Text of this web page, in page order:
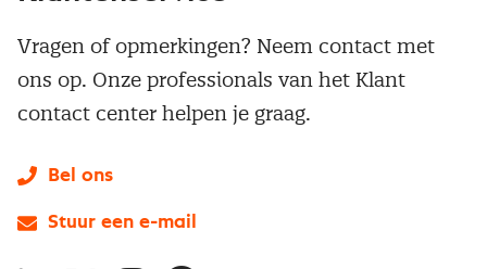
Vragen of opmerkingen? Neem contact met
ons op. Onze professionals van het Klant
contact center helpen je graag.
Bel ons
Stuur een e-mail